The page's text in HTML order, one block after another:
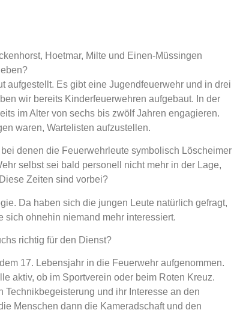
Hoetmar, Milte und Einen-Müssingen
aufgestellt. Es gibt eine Jugendfeuerwehr und in drei
wir bereits Kinderfeuerwehren aufgebaut. In der
im Alter von sechs bis zwölf Jahren engagieren.
waren, Wartelisten aufzustellen.
bei denen die Feuerwehrleute symbolisch Löscheimer
selbst sei bald personell nicht mehr in der Lage,
Zeiten sind vorbei?
Da haben sich die jungen Leute natürlich gefragt,
sich ohnehin niemand mehr interessiert.
richtig für den Dienst?
17. Lebensjahr in die Feuerwehr aufgenommen.
aktiv, ob im Sportverein oder beim Roten Kreuz.
und ihr Interesse an den
Menschen dann die Kameradschaft und den